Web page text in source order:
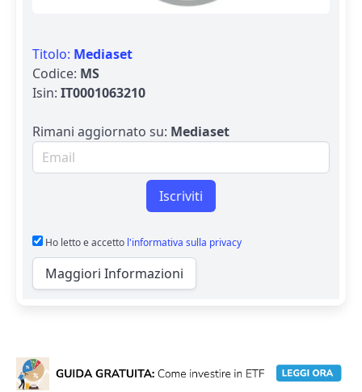
Titolo: Mediaset
Codice: MS
Isin: IT0001063210
Rimani aggiornato su: Mediaset
Email per newsletter
Iscriviti
Ho letto e accetto l'informativa sulla privacy
Maggiori Informazioni